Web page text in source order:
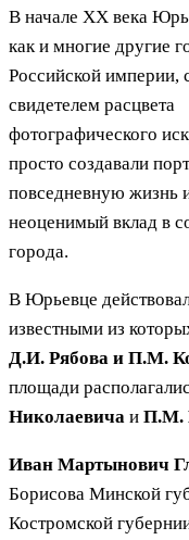
В начале XX века
как и многие другие
Российской империи,
свидетелем расцвета
фотографического
просто создавали
повседневную жизнь
неоценимый вклад в
города.
В Юрьевце
известными из
Д.И. Рябова и П.М.
площади
Николаевича и П.М.
Иван Мартынович
Борисова Минской
Костромской